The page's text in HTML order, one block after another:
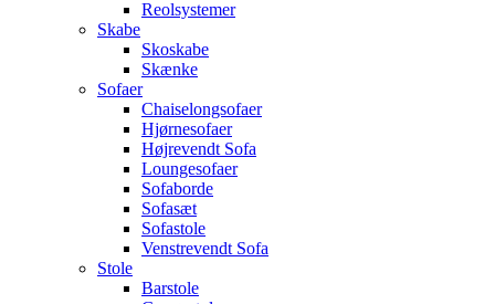
Reolsystemer
Skabe
Skoskabe
Skænke
Sofaer
Chaiselongsofaer
Hjørnesofaer
Højrevendt Sofa
Loungesofaer
Sofaborde
Sofasæt
Sofastole
Venstrevendt Sofa
Stole
Barstole